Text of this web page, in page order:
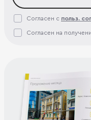
Согласен с польз.
Согласен на